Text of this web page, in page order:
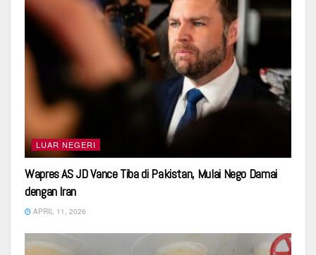
LUAR NEGERI
Wapres AS JD Vance Tiba di Pakistan, Mulai Nego Damai
dengan Iran
APRIL 11, 2026